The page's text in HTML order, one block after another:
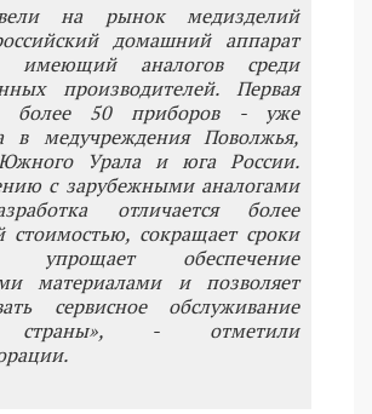
на рынок медизделий
домашний аппарат
аналогов среди
производителей. Первая
более 50 приборов - уже
в медучреждения Поволжья,
Урала и юга России.
с зарубежными аналогами
отличается более
стоимостью, сокращает сроки
упрощает обеспечение
материалами и позволяет
сервисное обслуживание
страны», - отметили